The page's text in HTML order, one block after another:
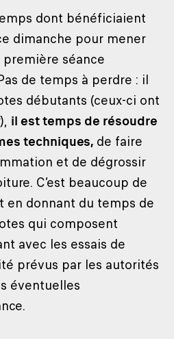
dont bénéficiaient
dimanche pour mener
première séance
de temps à perdre : il
débutants (ceux-ci ont
il est temps de résoudre
techniques, de faire
et de dégrossir
C’est beaucoup de
en donnant du temps de
qui composent
avec les essais de
prévus par les autorités
éventuelles